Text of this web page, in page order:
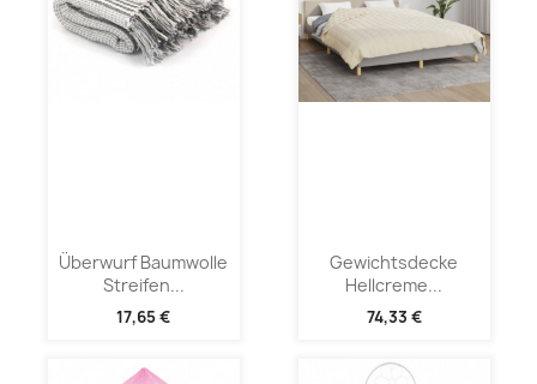
Überwurf Baumwolle
Streifen...
17,65 €
Gewichtsdecke
Hellcreme...
74,33 €